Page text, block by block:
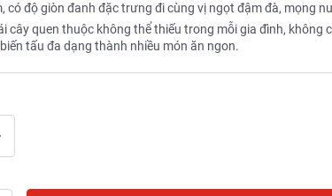
có độ giòn đanh đặc trưng đi cùng vị ngọt đậm đà, mọng
cây quen thuộc không thể thiếu trong mỗi gia đình, không
tấu đa dạng thành nhiều món ăn ngon.